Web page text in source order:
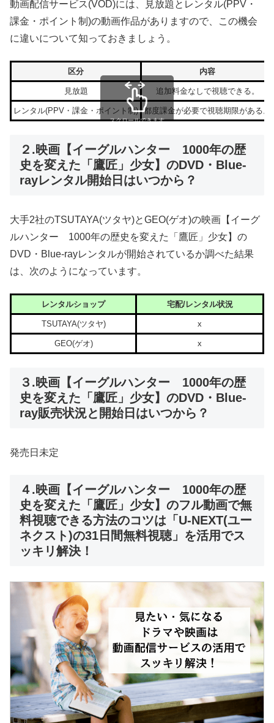
動画配信サービス(VOD)には、見放題とレンタル(PPV・
課金・ポイント制)の動画作品がありますので、この機会
に違いについて知っておきましょう。
区分 内容
見放題 追加料金なしで視聴できる。
レンタル(PPV・課金・ポイント制) 都度課金が必要で視聴期限がある。
スクロールできます
２.映画【イーグルハンター 1000年の歴
史を変えた「鷹匠」少女】のDVD・Blue-
rayレンタル開始日はいつから？
大手2社のTSUTAYA(ツタヤ)とGEO(ゲオ)の映画【イーグ
ルハンター 1000年の歴史を変えた「鷹匠」少女】の
DVD・Blue-rayレンタルが開始されているか調べた結果
は、次のようになっています。
レンタルショップ 宅配/レンタル状況
TSUTAYA(ツタヤ) x
GEO(ゲオ) x
３.映画【イーグルハンター 1000年の歴
史を変えた「鷹匠」少女】のDVD・Blue-
ray販売状況と開始日はいつから？
発売日未定
４.映画【イーグルハンター 1000年の歴
史を変えた「鷹匠」少女】のフル動画で無
料視聴できる方法のコツは「U-NEXT(ユー
ネクスト)の31日間無料視聴」を活用でス
ッキリ解決！